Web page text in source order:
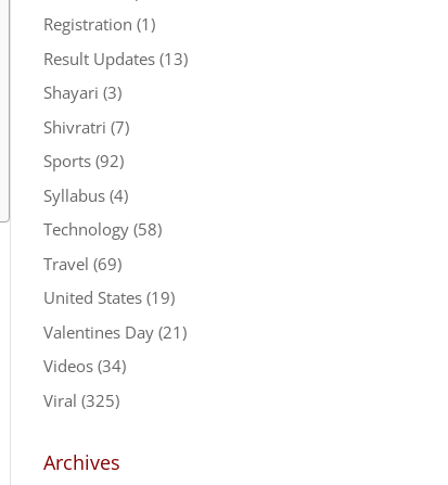
Registration (1)
Result Updates(13)
Shayari (3)
Shivratri (7)
Sports(92)
Syllabus(4)
Technology(58)
Travel (69)
United States(19)
Valentines Day(21)
Videos(34)
Viral (325)
Archives